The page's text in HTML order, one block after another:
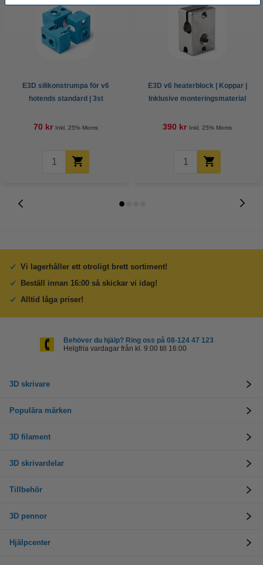
E3D silikonstrumpa för v6
hotends standard | 3st
70 kr Inkl. 25% Moms
E3D v6 heaterblock | Koppar |
Inklusive monteringsmaterial
390 kr Inkl. 25% Moms
Vi lagerhåller ett otroligt brett sortiment!
Beställ innan 16:00 så skickar vi idag!
Alltid låga priser!
Behöver du hjälp? Ring oss på 08-124 47 123
Helgfria vardagar från kl. 9:00 till 16:00
3D skrivare
Populära märken
3D filament
3D skrivardelar
Tillbehör
3D pennor
Hjälpcenter